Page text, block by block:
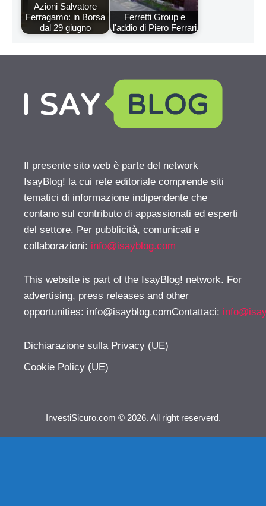
Azioni Salvatore
Ferragamo: in Borsa
dal 29 giugno
Ferretti Group e
l'addio di Piero Ferrari
Il presente sito web è parte del network
IsayBlog! la cui rete editoriale comprende siti
tematici di informazione indipendente che
contano sul contributo di appassionati ed esperti
del settore. Per pubblicità, comunicati e
collaborazioni: info@isayblog.com
This website is part of the IsayBlog! network. For
advertising, press releases and other
opportunities: info@isayblog.comContattaci:
Dichiarazione sulla Privacy (UE)
Cookie Policy (UE)
InvestiSicuro.com © 2026. All right reserverd.